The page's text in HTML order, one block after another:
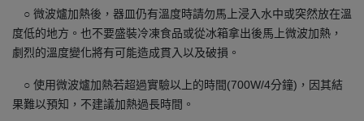
○ 微波爐加熱後，器皿仍有溫度時請勿馬上浸入水中或突然放在溫
度低的地方。也不要盛裝冷凍食品或從冰箱拿出後馬上微波加熱，
劇烈的溫度變化將有可能造成貫入以及破損。
○ 使用微波爐加熱若超過實驗以上的時間(700W/4分鐘)，因其結
果難以預知，不建議加熱過長時間。